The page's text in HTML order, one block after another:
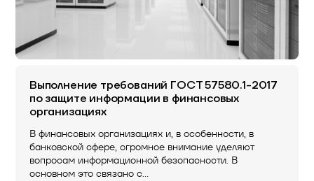
Выполнение требований ГОСТ 57580.1-2017
по защите информации в финансовых
организациях
В финансовых организациях и, в особенности, в
банковской сфере, огромное внимание уделяют
вопросам информационной безопасности. В
основном это связано с…